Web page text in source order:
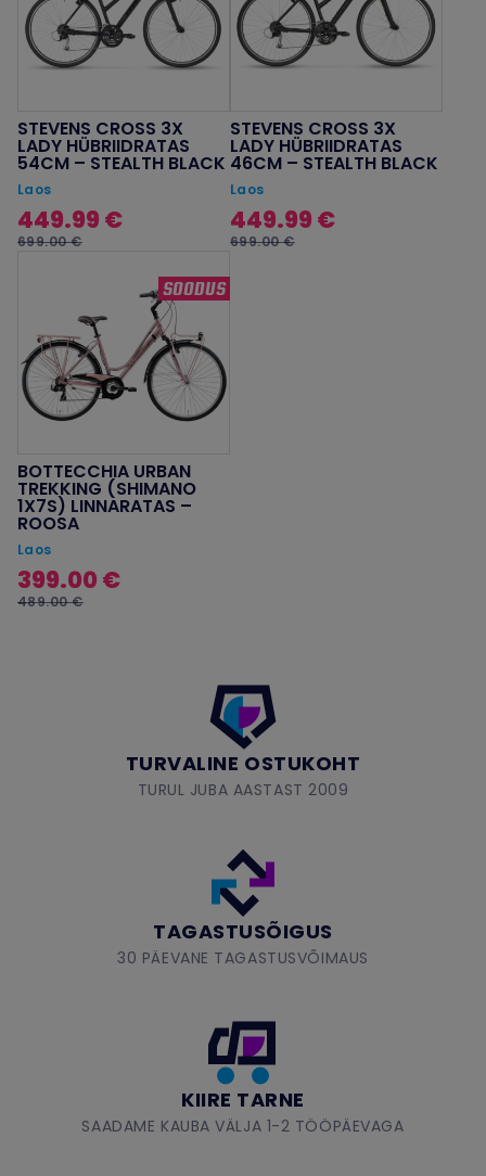
STEVENS CROSS 3X
LADY HÜBRIIDRATAS
54CM – STEALTH BLACK
Laos
449.99 €
699.00 €
STEVENS CROSS 3X
LADY HÜBRIIDRATAS
46CM – STEALTH BLACK
Laos
449.99 €
699.00 €
SOODUS
BOTTECCHIA URBAN
TREKKING (SHIMANO
1X7S) LINNARATAS –
ROOSA
Laos
399.00 €
489.00 €
TURVALINE OSTUKOHT
TURUL JUBA AASTAST 2009
TAGASTUSÕIGUS
30 PÄEVANE TAGASTUSVÕIMAUS
KIIRE TARNE
SAADAME KAUBA VÄLJA 1-2 TÖÖPÄEVAGA